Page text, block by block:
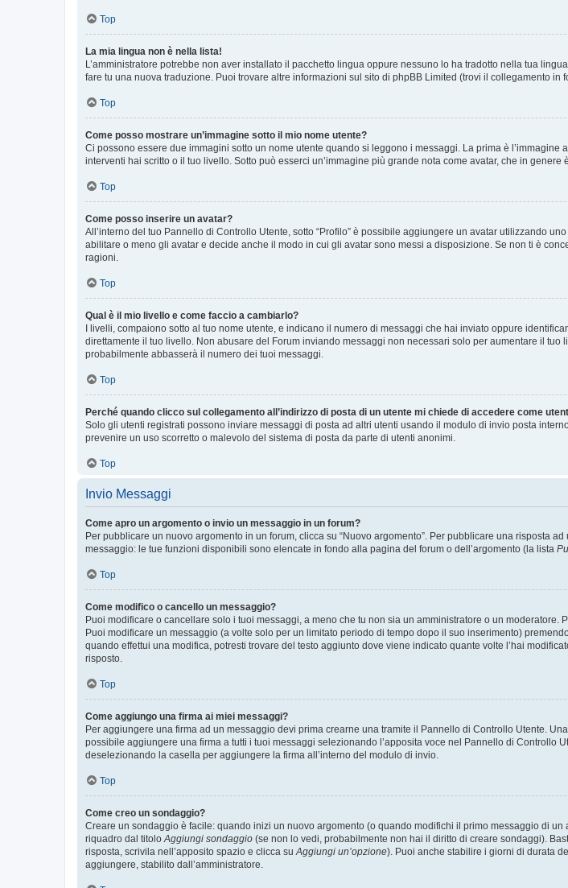
Top
La mia lingua non è nella lista!
L’amministratore potrebbe non aver installato il pacchetto lingua oppure nessuno lo ha tradotto nella tua
fare tu una nuova traduzione. Puoi trovare altre informazioni sul sito di phpBB Limited (trovi il collegamento in
Top
Come posso mostrare un’immagine sotto il mio nome utente?
Ci possono essere due immagini sotto un nome utente quando si leggono i messaggi. La prima è
interventi hai scritto o il tuo livello. Sotto può esserci un’immagine più grande nota come avatar, che in genere
Top
Come posso inserire un avatar?
All’interno del tuo Pannello di Controllo Utente, sotto “Profilo” è possibile aggiungere un avatar utilizzando
abilitare o meno gli avatar e decide anche il modo in cui gli avatar sono messi a disposizione. Se non ti è
ragioni.
Top
Qual è il mio livello e come faccio a cambiarlo?
I livelli, compaiono sotto al tuo nome utente, e indicano il numero di messaggi che hai inviato oppure
direttamente il tuo livello. Non abusare del Forum inviando messaggi non necessari solo per aumentare il
probabilmente abbasserà il numero dei tuoi messaggi.
Top
Perché quando clicco sul collegamento all’indirizzo di posta di un utente mi chiede di accedere come
Solo gli utenti registrati possono inviare messaggi di posta ad altri utenti usando il modulo di invio posta
prevenire un uso scorretto o malevolo del sistema di posta da parte di utenti anonimi.
Top
Invio Messaggi
Come apro un argomento o invio un messaggio in un forum?
Per pubblicare un nuovo argomento in un forum, clicca su “Nuovo argomento”. Per pubblicare una risposta
messaggio: le tue funzioni disponibili sono elencate in fondo alla pagina del forum o dell’argomento (la lista
Top
Come modifico o cancello un messaggio?
Puoi modificare o cancellare solo i tuoi messaggi, a meno che tu non sia un amministratore o un
Puoi modificare un messaggio (a volte solo per un limitato periodo di tempo dopo il suo inserimento)
quando effettui una modifica, potresti trovare del testo aggiunto dove viene indicato quante volte l’hai
risposto.
Top
Come aggiungo una firma ai miei messaggi?
Per aggiungere una firma ad un messaggio devi prima crearne una tramite il Pannello di Controllo Utente.
possibile aggiungere una firma a tutti i tuoi messaggi selezionando l’apposita voce nel Pannello di Controllo
deselezionando la casella per aggiungere la firma all’interno del modulo di invio.
Top
Come creo un sondaggio?
Creare un sondaggio è facile: quando inizi un nuovo argomento (o quando modifichi il primo messaggio di
riquadro dal titolo Aggiungi sondaggio (se non lo vedi, probabilmente non hai il diritto di creare sondaggi).
risposta, scrivila nell’apposito spazio e clicca su Aggiungi un’opzione). Puoi anche stabilire i giorni di durata
aggiungere, stabilito dall’amministratore.